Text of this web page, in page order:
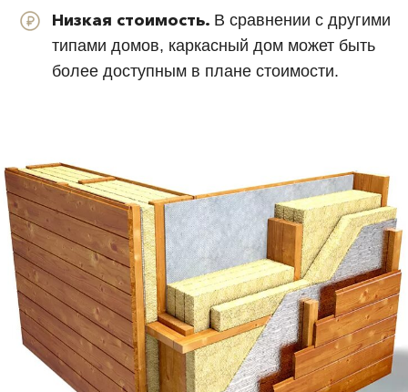
Свайно-
ростверковый